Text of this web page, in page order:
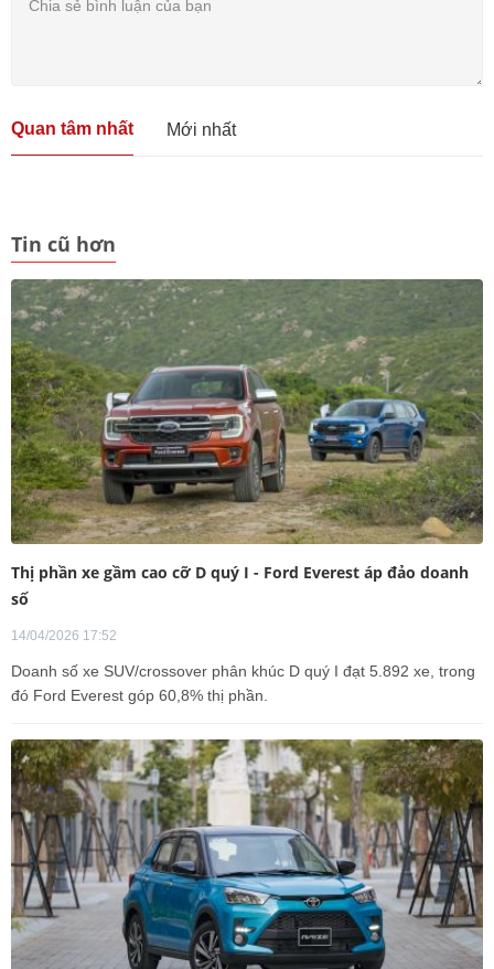
Quan tâm nhất Mới nhất
Tin cũ hơn
Thị phần xe gầm cao cỡ D quý I - Ford Everest áp đảo doanh
số
14/04/2026 17:52
Doanh số xe SUV/crossover phân khúc D quý I đạt 5.892 xe, trong
đó Ford Everest góp 60,8% thị phần.